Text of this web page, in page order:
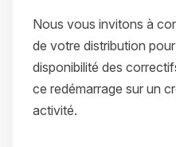
Nous vous invitons à
de votre distribution
disponibilité des
ce redémarrage sur un
activité.